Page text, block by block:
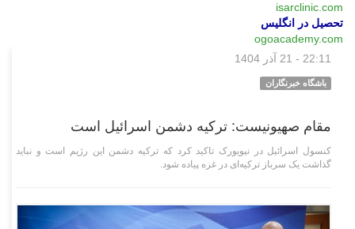
isarclinic.com
تحصیل در انگلیس
ogoacademy.com
22:11 - 21 آذر 1404
باشگاه خبرنگاران
مقام صهیونیست: ترکیه دشمن اسرائیل است
کنسول اسرائیل در نیویورک تاکید کرد که ترکیه دشمن این رژیم است و نباید
گذاشت یک سرباز ترکیه‌ای در غزه پیاده شود.